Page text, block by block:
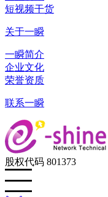
短视频干货
关于一瞬
一瞬简介
企业文化
荣誉资质
联系一瞬
股权代码 801373